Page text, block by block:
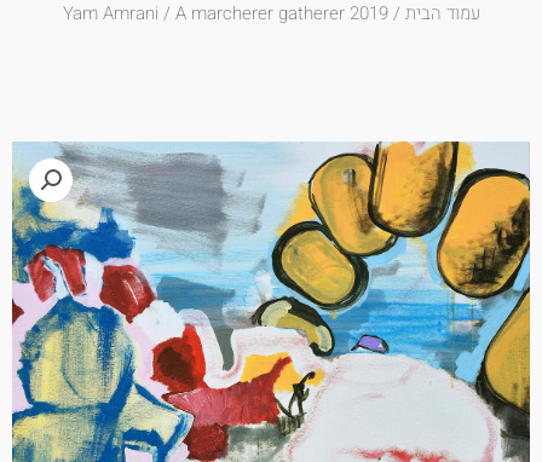
עמוד הבית/
Yam Amrani/ A marcherer gatherer 2019